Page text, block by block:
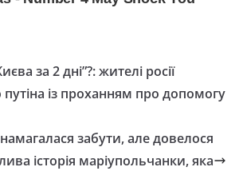
за 2 дні”?: жителі росії
із проханням про допомогу
забути, але довелося
історія маріупольчанки, яка